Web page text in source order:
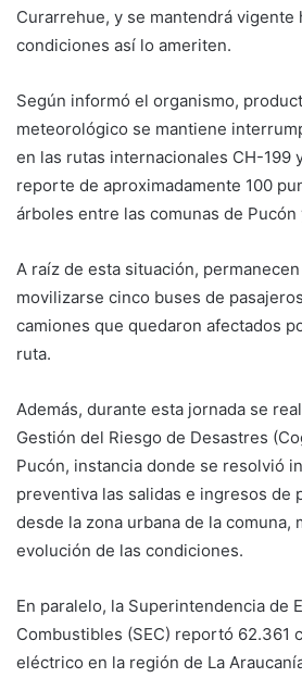
Curarrehue, y se mantendrá vigente
condiciones así lo ameriten.
Según informó el organismo,
meteorológico se mantiene
en las rutas internacionales CH-199
reporte de aproximadamente 100
árboles entre las comunas de Pucón
A raíz de esta situación,
movilizarse cinco buses de
camiones que quedaron afectados
ruta.
Además, durante esta jornada se
Gestión del Riesgo de Desastres
Pucón, instancia donde se resolvió
preventiva las salidas e ingresos de
desde la zona urbana de la comuna,
evolución de las condiciones.
En paralelo, la Superintendencia de
Combustibles (SEC) reportó 62.361
eléctrico en la región de La